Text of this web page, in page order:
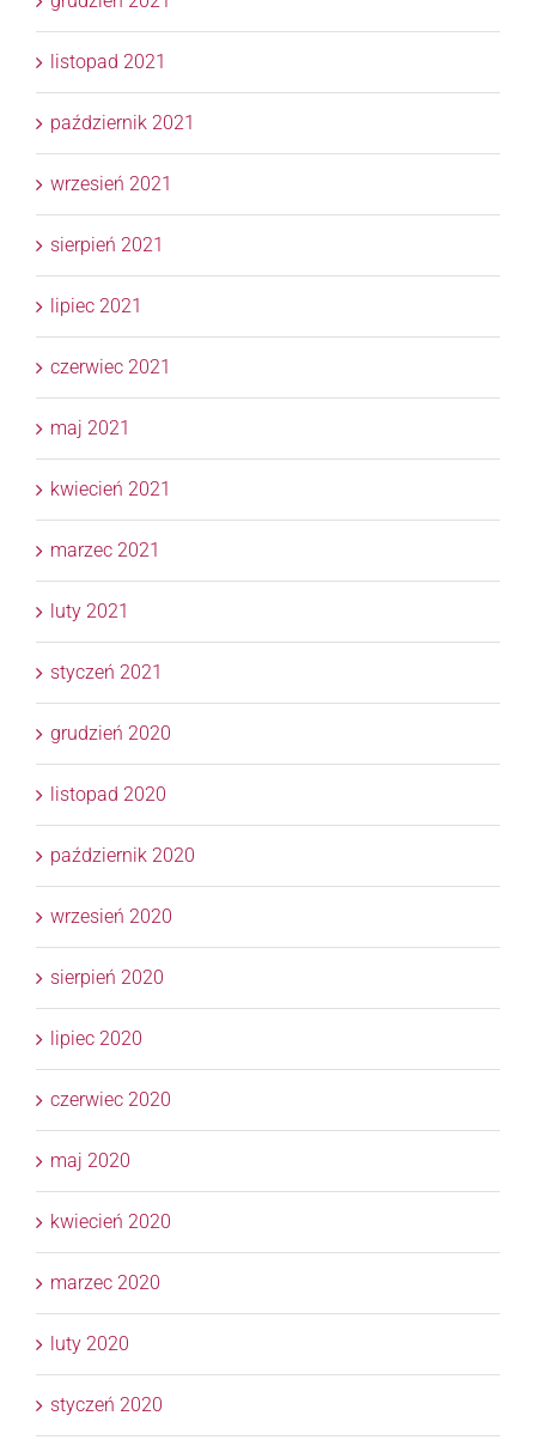
listopad 2021
październik 2021
wrzesień 2021
sierpień 2021
lipiec 2021
czerwiec 2021
maj 2021
kwiecień 2021
marzec 2021
luty 2021
styczeń 2021
grudzień 2020
listopad 2020
październik 2020
wrzesień 2020
sierpień 2020
lipiec 2020
czerwiec 2020
maj 2020
kwiecień 2020
marzec 2020
luty 2020
styczeń 2020